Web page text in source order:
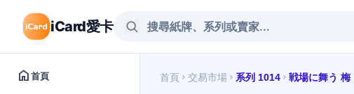
iCard愛卡
home首頁 首頁 chevron_right 交易市場 chevron_right 系列 1014 chevron_right 戦場に舞う 梅